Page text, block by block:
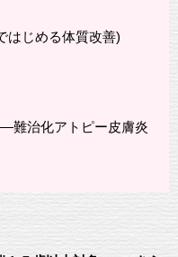
はじめる体質改善)
難治化アトピー皮膚炎